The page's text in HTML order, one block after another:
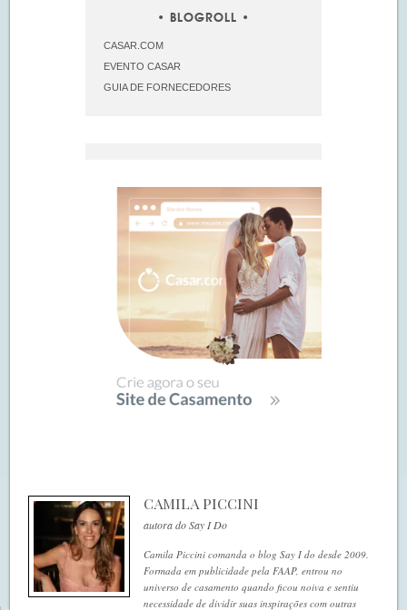
BLOGROLL
CASAR.COM
EVENTO CASAR
GUIA DE FORNECEDORES
CAMILA PICCINI
autora do Say I Do
Camila Piccini comanda o blog Say I do desde 2009.
Formada em publicidade pela FAAP, entrou no
universo de casamento quando ficou noiva e sentiu
necessidade de dividir suas inspirações com outras